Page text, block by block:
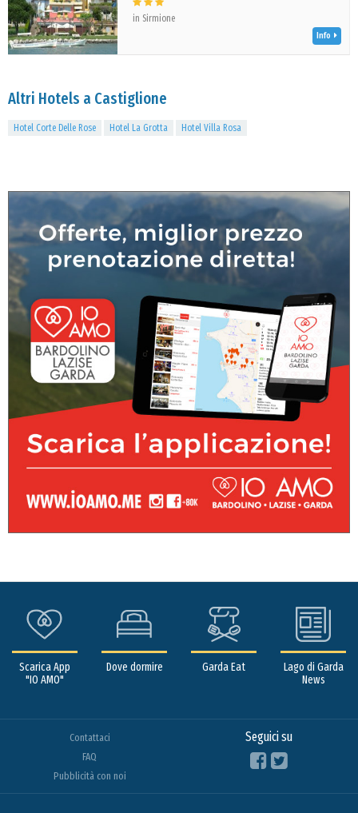
in Sirmione
Info
Altri Hotels a Castiglione
Hotel Corte Delle Rose Hotel La Grotta Hotel Villa Rosa
Scarica App
"IO AMO"
Dove dormire Garda Eat
Lago di Garda
News
Contattaci
FAQ
Pubblicità con noi
Seguici su